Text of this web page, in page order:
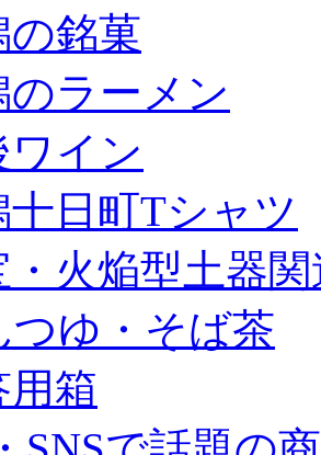
の銘菓
のラーメン
ワイン
十日町Tシャツ
・火焔型土器
つゆ・そば茶
用箱